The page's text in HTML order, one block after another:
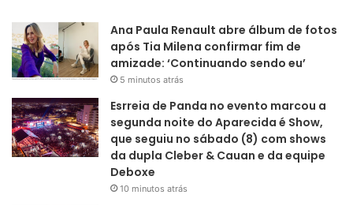
Ana Paula Renault abre álbum de fotos
após Tia Milena confirmar fim de
amizade: ‘Continuando sendo eu’
5 minutos atrás
Esrreia de Panda no evento marcou a
segunda noite do Aparecida é Show,
que seguiu no sábado (8) com shows
da dupla Cleber & Cauan e da equipe
Deboxe
10 minutos atrás